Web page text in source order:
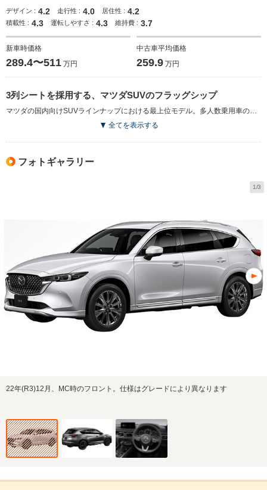
デザイン : 4.2 走行性 : 4.0 居住性 : 4.2
積載性 : 4.3 運転しやすさ : 4.3 維持費 : 3.7
新車時価格
289.4〜511 万円
中古車平均価格
259.9 万円
3列シートを採用する、マツダSUVのフラッグシップ
マツダの国内向けSUVラインナップにおける最上位モデル。多人数乗用車の新たな選択肢としてメーカーが提案する、3列シートクロスオーバーSUVに仕立てられた。2列目シートの仕様違いにより、最大6人または7人の乗車が可能。身長170cmの人でも無理なく快適に過ごせる3列目シートが実現された。多様なシートアレンジはもちろんのこと、1列目から3列目まで全員が会話を楽しみながら移動できる静粛性が与えられている。エンジンは進化したクリーンディーゼルのスカイアクティブD2.2を採用。出力向上を図りながら、6速ATとの組み合わせでWLTCモード15.8km/L（2WD）、15.4km/L（4WD）と優れた燃費性能も実現している（2017.12）
全てを表示する
フォトギャラリー
1/3
22年(R3)12月、MC時のフロント。仕様はグレードにより異なります